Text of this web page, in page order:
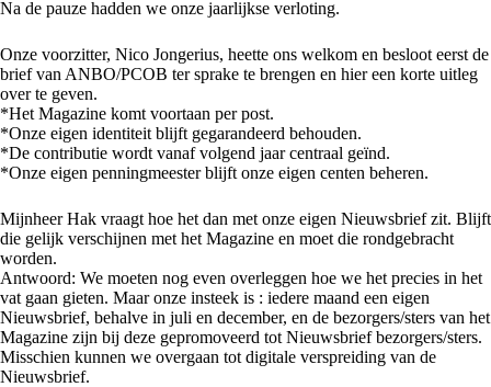
Na de pauze hadden we onze jaarlijkse verloting.
Onze voorzitter, Nico Jongerius, heette ons welkom en besloot eerst de
brief van ANBO/PCOB ter sprake te brengen en hier een korte uitleg
over te geven.
*Het Magazine komt voortaan per post.
*Onze eigen identiteit blijft gegarandeerd behouden.
*De contributie wordt vanaf volgend jaar centraal geïnd.
*Onze eigen penningmeester blijft onze eigen centen beheren.
Mijnheer Hak vraagt hoe het dan met onze eigen Nieuwsbrief zit. Blijft
die gelijk verschijnen met het Magazine en moet die rondgebracht
worden.
Antwoord: We moeten nog even overleggen hoe we het precies in het
vat gaan gieten. Maar onze insteek is : iedere maand een eigen
Nieuwsbrief, behalve in juli en december, en de bezorgers/sters van het
Magazine zijn bij deze gepromoveerd tot Nieuwsbrief bezorgers/sters.
Misschien kunnen we overgaan tot digitale verspreiding van de
Nieuwsbrief.